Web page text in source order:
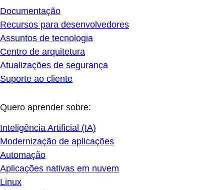
Documentação
Recursos para desenvolvedores
Assuntos de tecnologia
Centro de arquitetura
Atualizações de segurança
Suporte ao cliente
Quero aprender sobre:
Inteligência Artificial (IA)
Modernização de aplicações
Automação
Aplicações nativas em nuvem
Linux